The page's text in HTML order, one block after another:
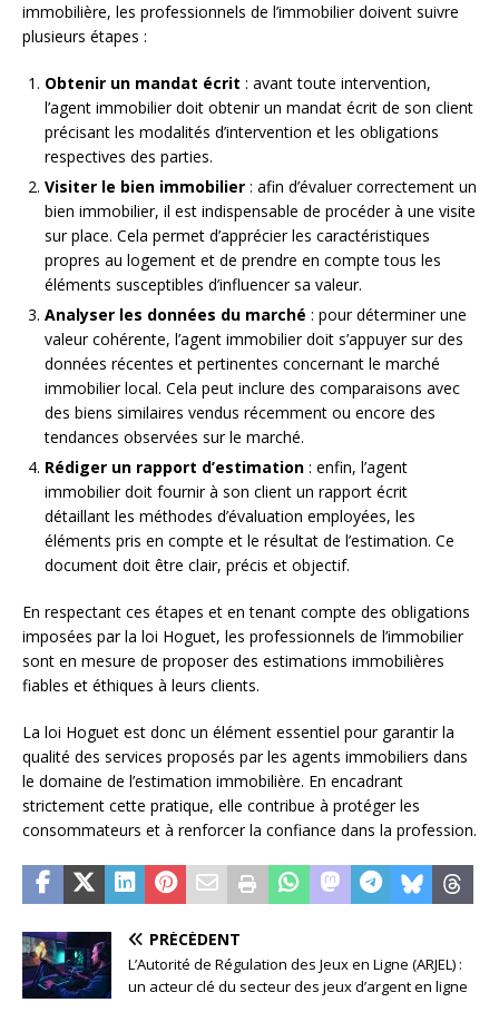
immobilière, les professionnels de l’immobilier doivent suivre
plusieurs étapes :
Obtenir un mandat écrit : avant toute intervention,
l’agent immobilier doit obtenir un mandat écrit de son client
précisant les modalités d’intervention et les obligations
respectives des parties.
Visiter le bien immobilier : afin d’évaluer correctement un
bien immobilier, il est indispensable de procéder à une visite
sur place. Cela permet d’apprécier les caractéristiques
propres au logement et de prendre en compte tous les
éléments susceptibles d’influencer sa valeur.
Analyser les données du marché : pour déterminer une
valeur cohérente, l’agent immobilier doit s’appuyer sur des
données récentes et pertinentes concernant le marché
immobilier local. Cela peut inclure des comparaisons avec
des biens similaires vendus récemment ou encore des
tendances observées sur le marché.
Rédiger un rapport d’estimation : enfin, l’agent
immobilier doit fournir à son client un rapport écrit
détaillant les méthodes d’évaluation employées, les
éléments pris en compte et le résultat de l’estimation. Ce
document doit être clair, précis et objectif.
En respectant ces étapes et en tenant compte des obligations
imposées par la loi Hoguet, les professionnels de l’immobilier
sont en mesure de proposer des estimations immobilières
fiables et éthiques à leurs clients.
La loi Hoguet est donc un élément essentiel pour garantir la
qualité des services proposés par les agents immobiliers dans
le domaine de l’estimation immobilière. En encadrant
strictement cette pratique, elle contribue à protéger les
consommateurs et à renforcer la confiance dans la profession.
PRÉCÉDENT
L’Autorité de Régulation des Jeux en Ligne (ARJEL) :
un acteur clé du secteur des jeux d’argent en ligne